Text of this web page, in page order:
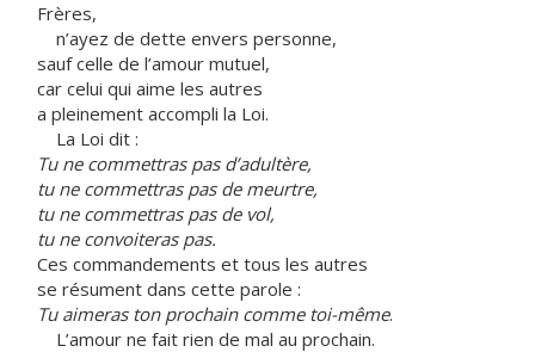
Frères,
n’ayez de dette envers personne,
sauf celle de l’amour mutuel,
car celui qui aime les autres
a pleinement accompli la Loi.
La Loi dit :
Tu ne commettras pas d’adultère,
tu ne commettras pas de meurtre,
tu ne commettras pas de vol,
tu ne convoiteras pas.
Ces commandements et tous les autres
se résument dans cette parole :
Tu aimeras ton prochain comme toi-même.
L’amour ne fait rien de mal au prochain.